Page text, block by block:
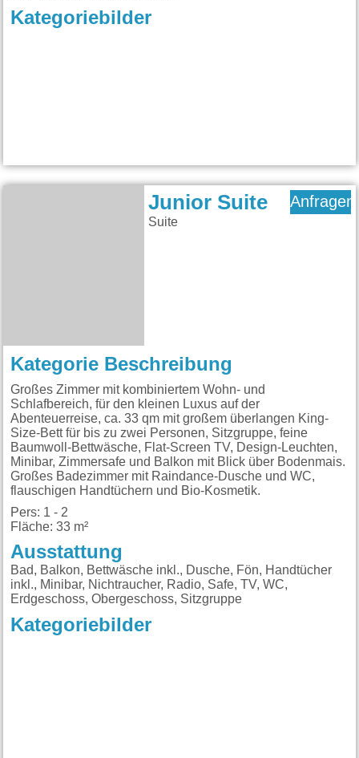
Kategoriebilder
Junior Suite
Suite
Anfragen
Kategorie Beschreibung
Großes Zimmer mit kombiniertem Wohn- und
Schlafbereich, für den kleinen Luxus auf der
Abenteuerreise, ca. 33 qm mit großem überlangen King-
Size-Bett für bis zu zwei Personen, Sitzgruppe, feine
Baumwoll-Bettwäsche, Flat-Screen TV, Design-Leuchten,
Minibar, Zimmersafe und Balkon mit Blick über Bodenmais.
Großes Badezimmer mit Raindance-Dusche und WC,
flauschigen Handtüchern und Bio-Kosmetik.
Pers: 1 - 2
Fläche: 33 m²
Ausstattung
Bad, Balkon, Bettwäsche inkl., Dusche, Fön, Handtücher
inkl., Minibar, Nichtraucher, Radio, Safe, TV, WC,
Erdgeschoss, Obergeschoss, Sitzgruppe
Kategoriebilder